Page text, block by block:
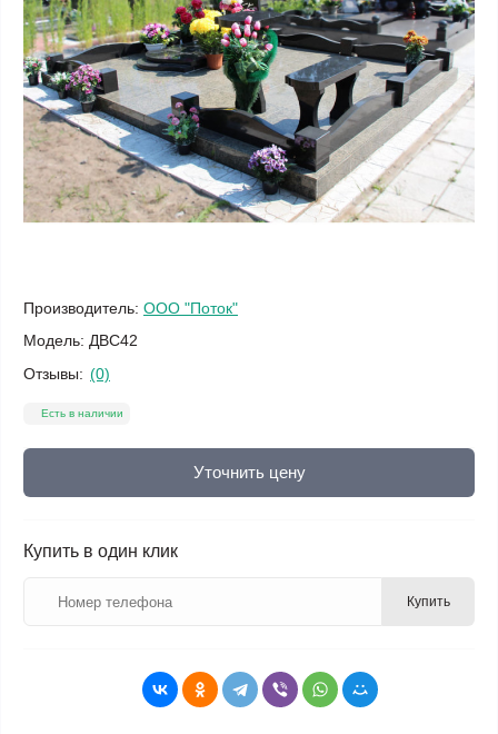
Производитель: ООО "Поток"
Модель: ДВС42
Отзывы: (0)
Есть в наличии
Уточнить цену
Купить в один клик
Купить